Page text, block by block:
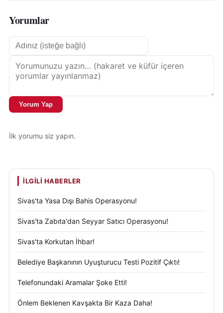
Yorumlar
Yorum Yap
İlk yorumu siz yapın.
İLGILI HABERLER
Sivas'ta Yasa Dışı Bahis Operasyonu!
Sivas'ta Zabıta'dan Seyyar Satıcı Operasyonu!
Sivas'ta Korkutan İhbar!
Belediye Başkanının Uyuşturucu Testi Pozitif Çıktı!
Telefonundaki Aramalar Şoke Etti!
Önlem Beklenen Kavşakta Bir Kaza Daha!